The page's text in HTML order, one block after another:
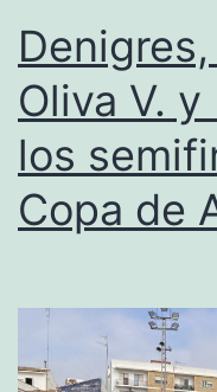
Oliva V. y
los
Copa de